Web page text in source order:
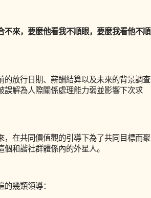
來，要麼他看我不順眼，要麼我看他不順
的放行日期、薪酬結算以及未來的背景調查
誤解為人際關係處理能力弱並影響下次求
，在共同價值觀的引導下為了共同目標而聚
和諧社群體係內的外星人。
幾類領導：